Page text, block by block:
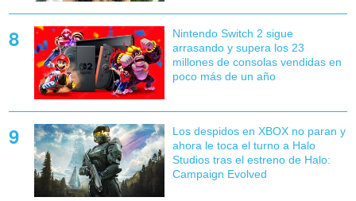
Nintendo Switch 2 sigue
arrasando y supera los 23
millones de consolas vendidas en
poco más de un año
Los despidos en XBOX no paran y
ahora le toca el turno a Halo
Studios tras el estreno de Halo:
Campaign Evolved